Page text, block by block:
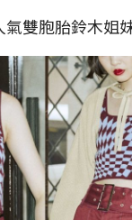
氣雙胞胎鈴木姐